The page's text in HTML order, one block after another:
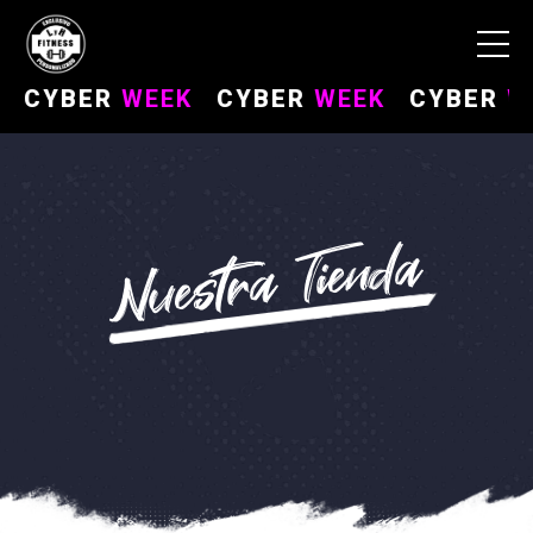
WEEK CYBERWEEK CYBER
Nuestra Tienda